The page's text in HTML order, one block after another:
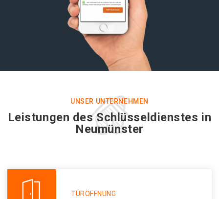
UNSER UNTERNEHMEN
Leistungen des Schlüsseldienstes in
Neumünster
TÜRÖFFNUNG